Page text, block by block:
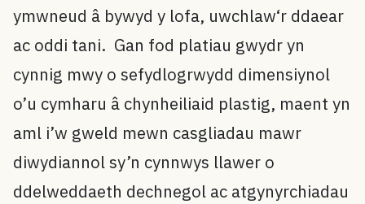
ymwneud â bywyd y lofa, uwchlaw‘r ddaear
ac oddi tani. Gan fod platiau gwydr yn
cynnig mwy o sefydlogrwydd dimensiynol
o’u cymharu â chynheiliaid plastig, maent yn
aml i’w gweld mewn casgliadau mawr
diwydiannol sy’n cynnwys llawer o
ddelweddaeth dechnegol ac atgynyrchiadau